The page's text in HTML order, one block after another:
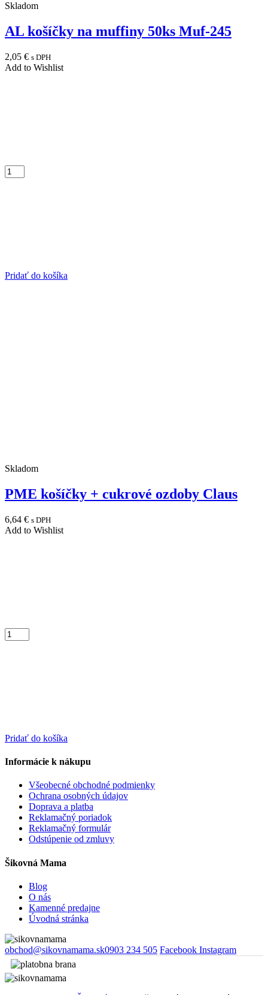
Skladom
AL košíčky na muffiny 50ks Muf-245
2,05 € s DPH
Add to Wishlist
Pridať do košíka
Skladom
PME košíčky + cukrové ozdoby Claus
6,64 € s DPH
Add to Wishlist
Pridať do košíka
Informácie k nákupu
Všeobecné obchodné podmienky
Ochrana osobných údajov
Doprava a platba
Reklamačný poriadok
Reklamačný formulár
Odstúpenie od zmluvy
Šikovná Mama
Blog
O nás
Kamenné predajne
Úvodná stránka
obchod@sikovnamama.sk0903 234 505 Facebook Instagram